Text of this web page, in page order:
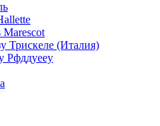
Marescot
Трискеле (Италия)